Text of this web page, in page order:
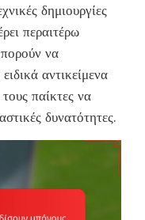
δημιουργίες
περαιτέρω
να
αντικείμενα
παίκτες να
δυνατότητες.